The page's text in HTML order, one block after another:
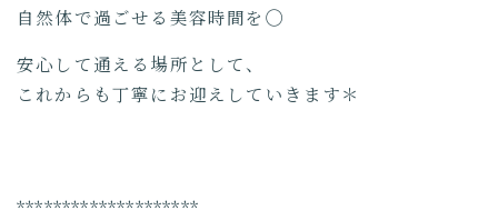
自然体で過ごせる美容時間を◯
安心して通える場所として、
これからも丁寧にお迎えしていきます＊
********************